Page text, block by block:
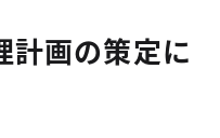
計画の策定に